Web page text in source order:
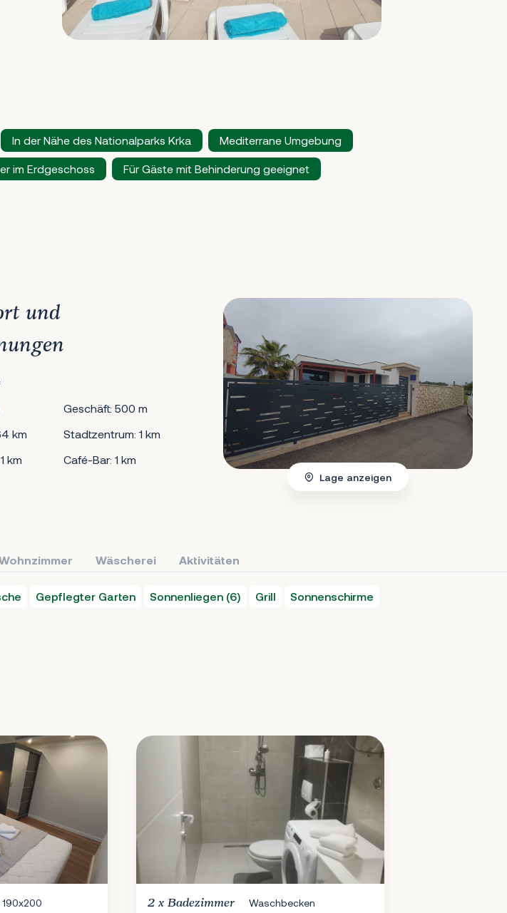
In der Nähe des Nationalparks Krka Mediterrane Umgebung
im Erdgeschoss Für Gäste mit Behinderung geeignet
und
Geschäft: 500 m
km
Stadtzentrum: 1 km
km
Café-Bar: 1 km
Lage anzeigen
Wäscherei Aktivitäten
Gepflegter Garten Sonnenliegen (6) Grill
Sonnenschirme
190x200
2 x Badezimmer
Waschbecken